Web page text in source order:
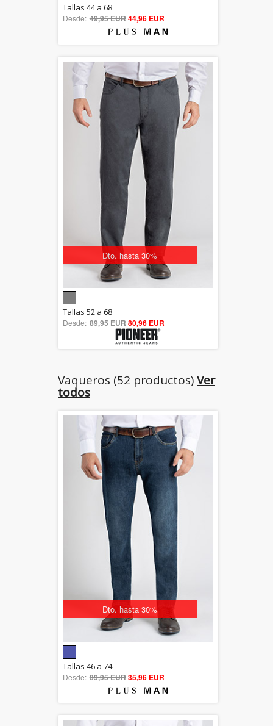
out of 5
Tallas 44 a 68
Desde: 49,95 EUR44,96 EUR
Dto. hasta 30%
out of 5
Tallas 52 a 68
Desde: 89,95 EUR80,96 EUR
Vaqueros (52 productos)Ver
todos
Dto. hasta 30%
out of 5
Tallas 46 a 74
Desde: 39,95 EUR35,96 EUR